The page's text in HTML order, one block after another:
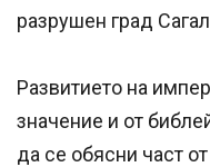
разрушен град
Развитието на
значение и от
да се обясни част